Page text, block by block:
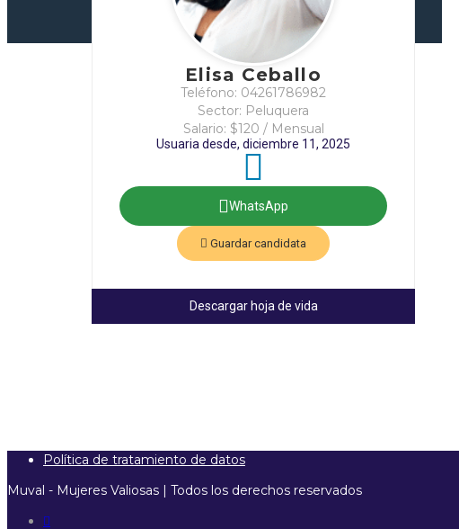
Elisa Ceballo
Teléfono: 04261786982
Sector: Peluquera
Salario: $120 / Mensual
Usuaria desde, diciembre 11, 2025
WhatsApp
Guardar candidata
Descargar hoja de vida
Política de tratamiento de datos
Muval - Mujeres Valiosas | Todos los derechos reservados